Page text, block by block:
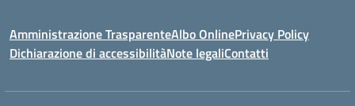
Amministrazione TrasparenteAlbo OnlinePrivacy Policy
Dichiarazione di accessibilitàNote legaliContatti